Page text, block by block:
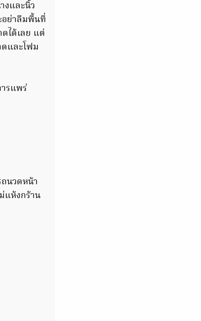
งและนิ้ว
อย่าลืมพื้นที่
ได้เลย แต่
และโฟม
รแพร่
นวดหน้า
แห้งกร้าน